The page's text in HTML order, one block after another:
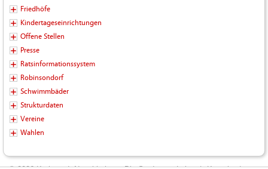
Friedhöfe
Kindertageseinrichtungen
Offene Stellen
Presse
Ratsinformationssystem
Robinsondorf
Schwimmbäder
Strukturdaten
Vereine
Wahlen